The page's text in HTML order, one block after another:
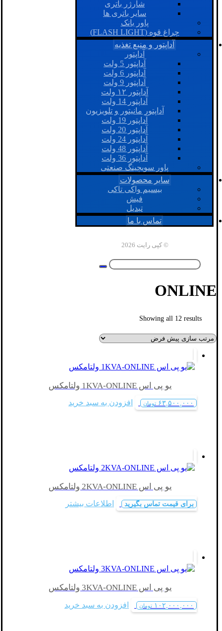
شارژر باتری
سایر باتری ها
پاور بانک
چراغ قوه (FLASH LIGHT)
آداپتور و منبع تغذیه
آداپتور
آداپتور 5 ولت
آداپتور 6 ولت
آداپتور 9 ولت
آداپتور ۱۲ ولت
آداپتور 14 ولت
آداپتور مانیتور و تلویزیون
آداپتور 19 ولت
آداپتور 20 ولت
آداپتور 24 ولت
آداپتور 48 ولت
آداپتور 36 ولت
پاور سویچینگ صنعتی
سایر محصولات
بیسیم واکی تاکی
فیش
تبدیل
تماس با ما
© کپی رایت 2026
ONLINE
Showing all 12 results
یو پی اس 1KVA-ONLINE ولتامکس
۶۳,۵۰۰,۰۰۰ تومان افزودن به سبد خرید
یو پی اس 2KVA-ONLINE ولتامکس
برای قیمت تماس بگیرید اطلاعات بیشتر
یو پی اس 3KVA-ONLINE ولتامکس
۱۰۲,۰۰۰,۰۰۰ تومان افزودن به سبد خرید